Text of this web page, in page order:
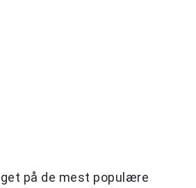
på de mest populære